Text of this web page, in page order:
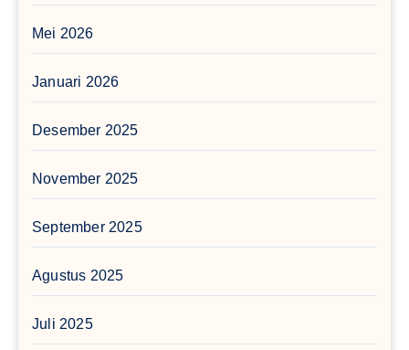
Mei 2026
Januari 2026
Desember 2025
November 2025
September 2025
Agustus 2025
Juli 2025